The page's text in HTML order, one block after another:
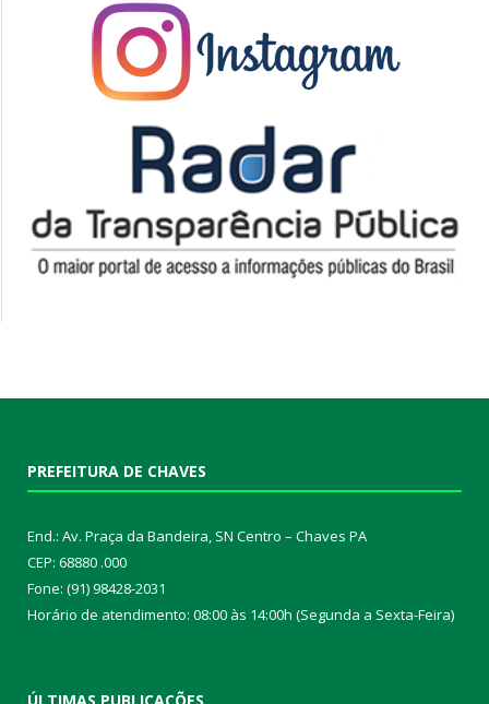
PREFEITURA DE CHAVES
End.: Av. Praça da Bandeira, SN Centro – Chaves PA
CEP: 68880 .000
Fone: (91) 98428-2031
Horário de atendimento: 08:00 às 14:00h (Segunda a Sexta-Feira)